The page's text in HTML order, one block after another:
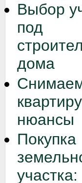
Выбор
под
дома
нюансы
Покупка
участка: